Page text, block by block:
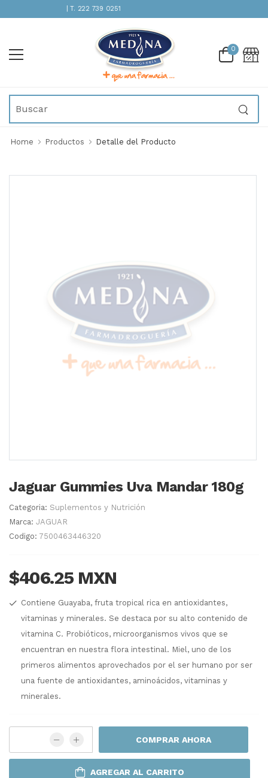
INMEDIATA | T. 222 739 0251
0
Home Productos Detalle del Producto
Jaguar Gummies Uva Mandar 180g
Categoria: Suplementos y Nutrición
Marca: JAGUAR
Codigo: 7500463446320
$406.25 MXN
Contiene Guayaba, fruta tropical rica en antioxidantes,
vitaminas y minerales. Se destaca por su alto contenido de
vitamina C. Probióticos, microorganismos vivos que se
encuentran en nuestra flora intestinal. Miel, uno de los
primeros alimentos aprovechados por el ser humano por ser
una fuente de antioxidantes, aminoácidos, vitaminas y
minerales.
COMPRAR AHORA
AGREGAR AL CARRITO